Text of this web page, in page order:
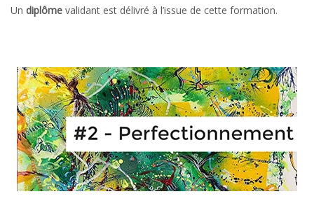
Un diplôme validant est délivré à l’issue de cette formation.